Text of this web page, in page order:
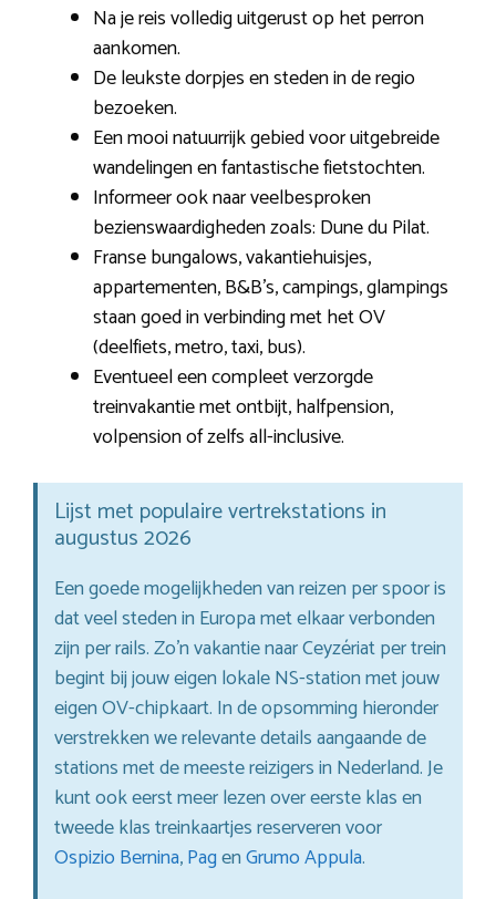
Na je reis volledig uitgerust op het perron
aankomen.
De leukste dorpjes en steden in de regio
bezoeken.
Een mooi natuurrijk gebied voor uitgebreide
wandelingen en fantastische fietstochten.
Informeer ook naar veelbesproken
bezienswaardigheden zoals: Dune du Pilat.
Franse bungalows, vakantiehuisjes,
appartementen, B&B’s, campings, glampings
staan goed in verbinding met het OV
(deelfiets, metro, taxi, bus).
Eventueel een compleet verzorgde
treinvakantie met ontbijt, halfpension,
volpension of zelfs all-inclusive.
Lijst met populaire vertrekstations in
augustus 2026
Een goede mogelijkheden van reizen per spoor is
dat veel steden in Europa met elkaar verbonden
zijn per rails. Zo’n vakantie naar Ceyzériat per trein
begint bij jouw eigen lokale NS-station met jouw
eigen OV-chipkaart. In de opsomming hieronder
verstrekken we relevante details aangaande de
stations met de meeste reizigers in Nederland. Je
kunt ook eerst meer lezen over eerste klas en
tweede klas treinkaartjes reserveren voor
Ospizio Bernina,PagenGrumo Appula.